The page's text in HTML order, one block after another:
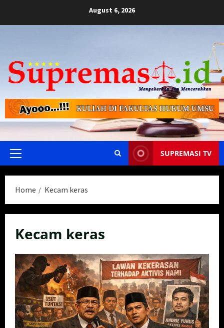
August 6, 2026
Primary
SUPREMASI TV
Home Kecam keras
Kecam keras